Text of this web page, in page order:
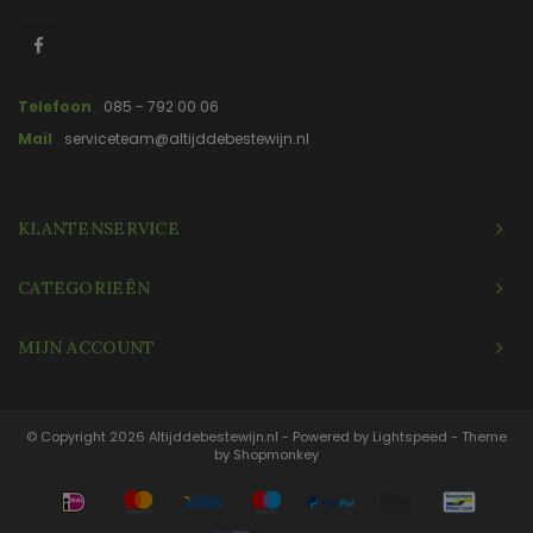
Telefoon
085 - 792 00 06
Mail
serviceteam@altijddebestewijn.nl
KLANTENSERVICE
CATEGORIEËN
MIJN ACCOUNT
© Copyright 2026 Altijddebestewijn.nl - Powered by Lightspeed - Theme
by Shopmonkey